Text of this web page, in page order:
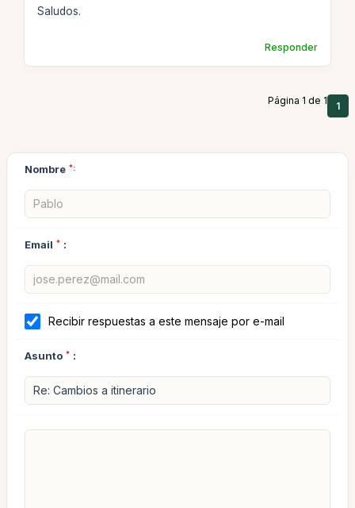
Saludos.
Responder
Página 1 de 1 1
Nombre *:
Email * :
Recibir respuestas a este mensaje por e-mail
Asunto * :